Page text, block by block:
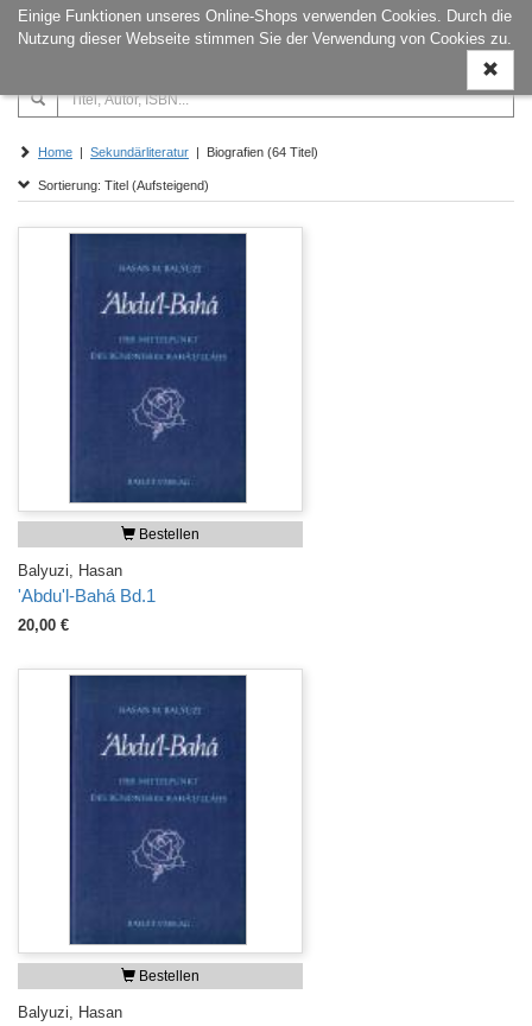
Einige Funktionen unseres Online-Shops verwenden Cookies. Durch die
Nutzung dieser Webseite stimmen Sie der Verwendung von Cookies zu.
ein-/
Home | Sekundärliteratur | Biografien (64 Titel)
Sortierung: Titel (Aufsteigend)
Bestellen
Balyuzi, Hasan
'Abdu'l-Bahá Bd.1
20,00 €
Bestellen
Balyuzi, Hasan